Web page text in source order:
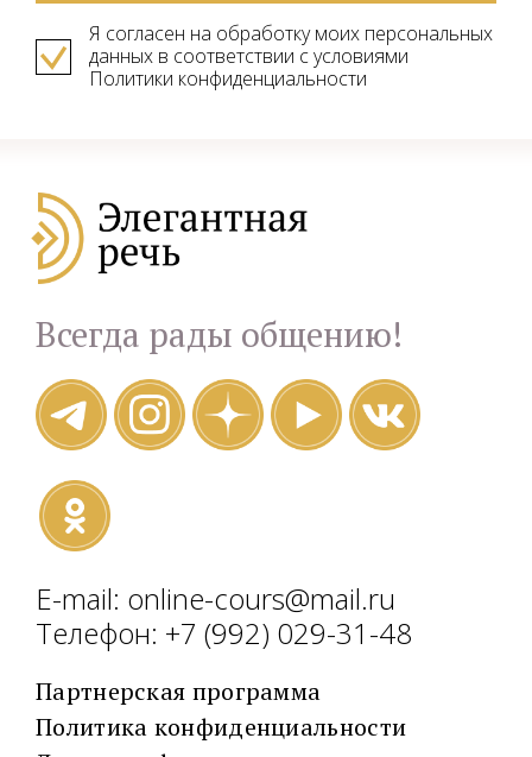
Я согласен на обработку моих персональных
данных в соответствии с условиями
Политики конфиденциальности
Всегда рады общению!
E-mail: online-cours@mail.ru
Телефон: +7 (992) 029-31-48
Партнерская программа
Политика конфиденциальности